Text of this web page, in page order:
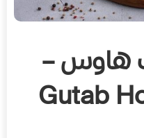
هاوس –
Gutab